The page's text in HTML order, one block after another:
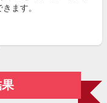
ます。